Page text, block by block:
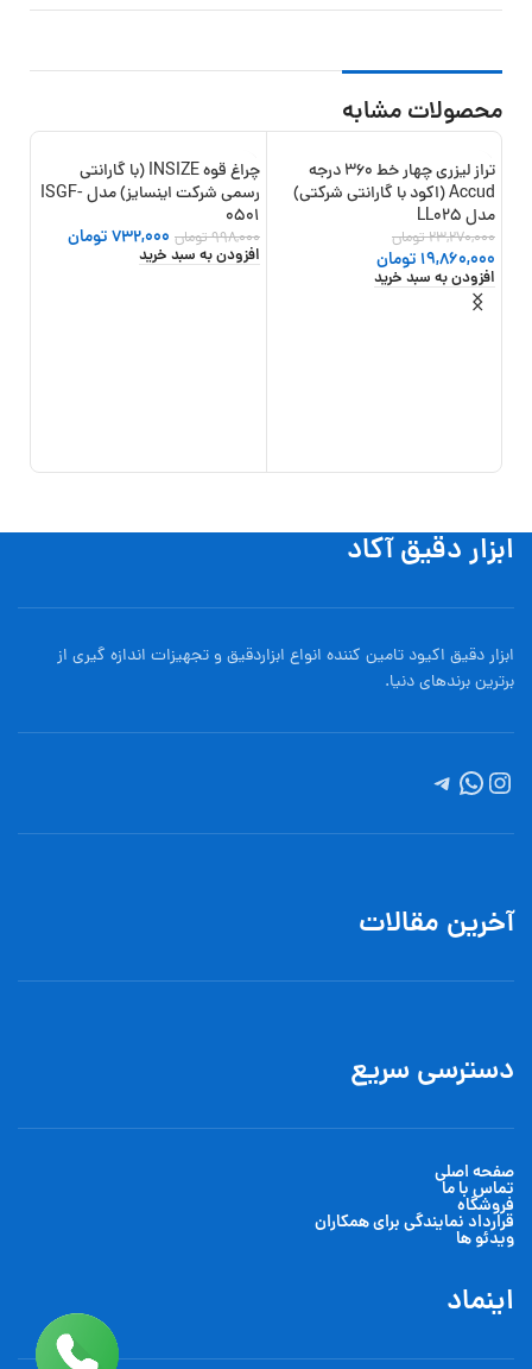
محصولات مشابه
-15%
تراز لیزری چهار خط 360 درجه
Accud (اکود با گارانتی شرکتی)
مدل LL025
23,270,000تومان
19,860,000 تومان
افزودن به سبد خرید
-27%
چراغ قوه INSIZE (با گارانتی
رسمی شرکت اینسایز) مدل ISGF-
0501
998,000تومان 732,000تومان
افزودن به سبد خرید
ابزار دقیق آکاد
ابزار دقیق اکیود تامین کننده انواع ابزاردقيق و تجهيزات اندازه گیری از
برترین برندهای دنیا.
آخرین مقالات
دسترسی سریع
صفحه اصلی
تماس با ما
فروشگاه
قرارداد نمایندگی برای همکاران
ویدئو ها
اینماد